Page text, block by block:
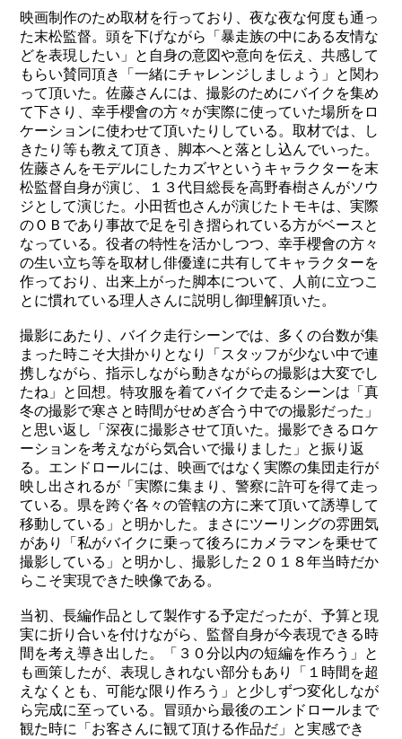
映画制作のため取材を行っており、夜な夜な何度も通っ
た末松監督。頭を下げながら「暴走族の中にある友情な
どを表現したい」と自身の意図や意向を伝え、共感して
もらい賛同頂き「一緒にチャレンジしましょう」と関わ
って頂いた。佐藤さんには、撮影のためにバイクを集め
て下さり、幸手櫻會の方々が実際に使っていた場所をロ
ケーションに使わせて頂いたりしている。取材では、し
きたり等も教えて頂き、脚本へと落とし込んでいった。
佐藤さんをモデルにしたカズヤというキャラクターを末
松監督自身が演じ、１３代目総長を高野春樹さんがソウ
ジとして演じた。小田哲也さんが演じたトモキは、実際
のＯＢであり事故で足を引き摺られている方がベースと
なっている。役者の特性を活かしつつ、幸手櫻會の方々
の生い立ち等を取材し俳優達に共有してキャラクターを
作っており、出来上がった脚本について、人前に立つこ
とに慣れている理人さんに説明し御理解頂いた。
撮影にあたり、バイク走行シーンでは、多くの台数が集
まった時こそ大掛かりとなり「スタッフが少ない中で連
携しながら、指示しながら動きながらの撮影は大変でし
たね」と回想。特攻服を着てバイクで走るシーンは「真
冬の撮影で寒さと時間がせめぎ合う中での撮影だった」
と思い返し「深夜に撮影させて頂いた。撮影できるロケ
ーションを考えながら気合いで撮りました」と振り返
る。エンドロールには、映画ではなく実際の集団走行が
映し出されるが「実際に集まり、警察に許可を得て走っ
ている。県を跨ぐ各々の管轄の方に来て頂いて誘導して
移動している」と明かした。まさにツーリングの雰囲気
があり「私がバイクに乗って後ろにカメラマンを乗せて
撮影している」と明かし、撮影した２０１８年当時だか
らこそ実現できた映像である。
当初、長編作品として製作する予定だったが、予算と現
実に折り合いを付けながら、監督自身が今表現できる時
間を考え導き出した。「３０分以内の短編を作ろう」と
も画策したが、表現しきれない部分もあり「１時間を超
えなくとも、可能な限り作ろう」と少しずつ変化しなが
ら完成に至っている。冒頭から最後のエンドロールまで
観た時に「お客さんに観て頂ける作品だ」と実感でき